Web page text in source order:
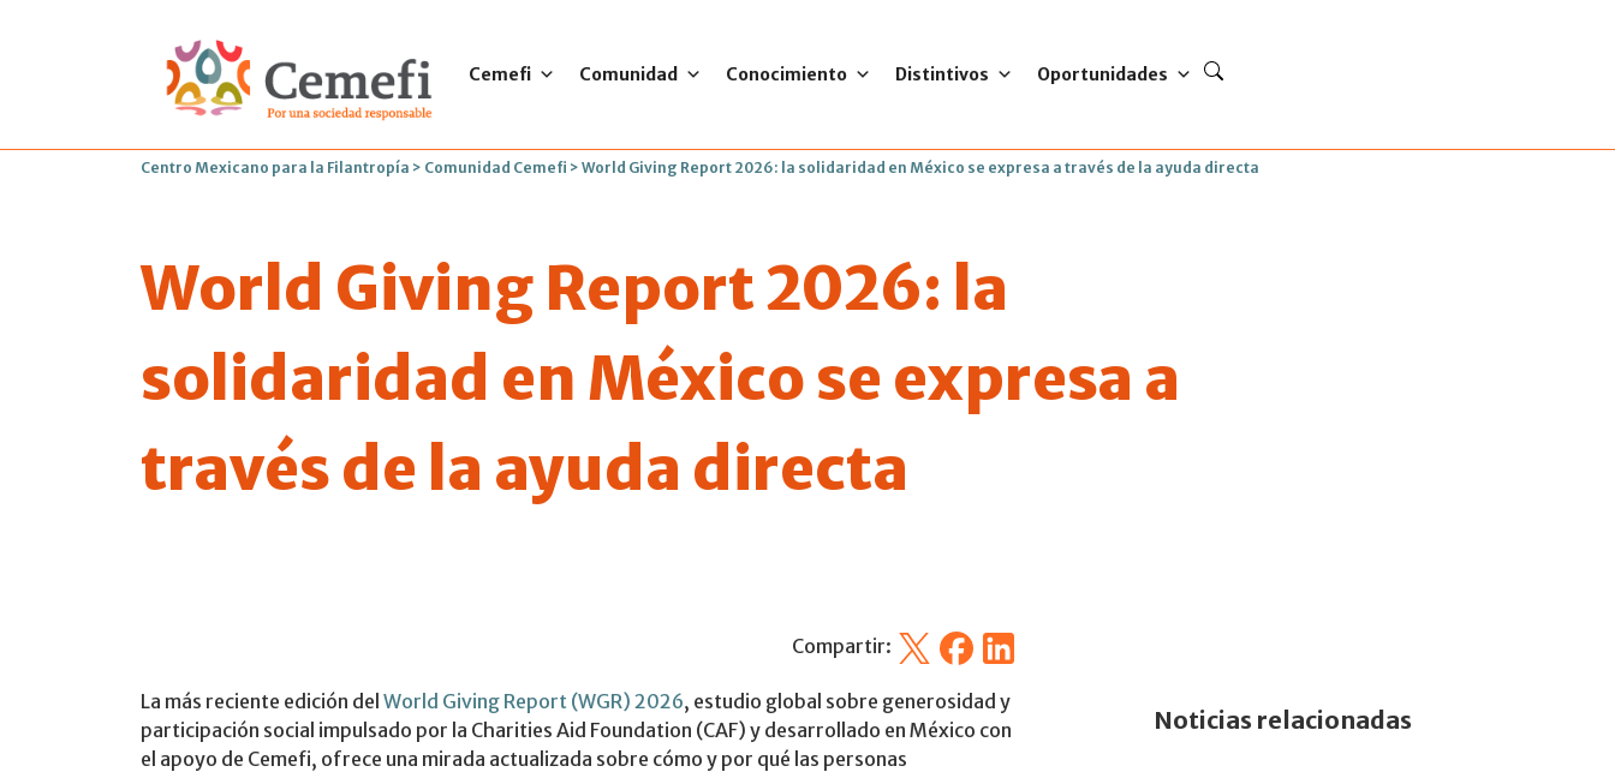
Cemefi Comunidad Conocimiento Distintivos Oportunidades
Centro Mexicano para la Filantropía > Comunidad Cemefi > World Giving Report 2026: la solidaridad en México se expresa a través de la ayuda directa
World Giving Report 2026: la
solidaridad en México se expresa a
través de la ayuda directa
Compartir: X FacebookLinkedin
La más reciente edición del World Giving Report (WGR) 2026, estudio global sobre generosidad y
participación social impulsado por la Charities Aid Foundation (CAF) y desarrollado en México con
el apoyo de Cemefi, ofrece una mirada actualizada sobre cómo y por qué las personas
Noticias relacionadas